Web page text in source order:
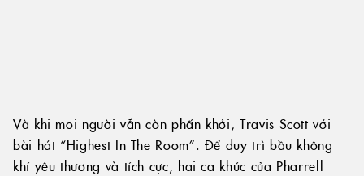
Và khi mọi người vẫn còn phấn khởi, Travis Scott với
bài hát “Highest In The Room”. Để duy trì bầu không
khí yêu thương và tích cực, hai ca khúc của Pharrell